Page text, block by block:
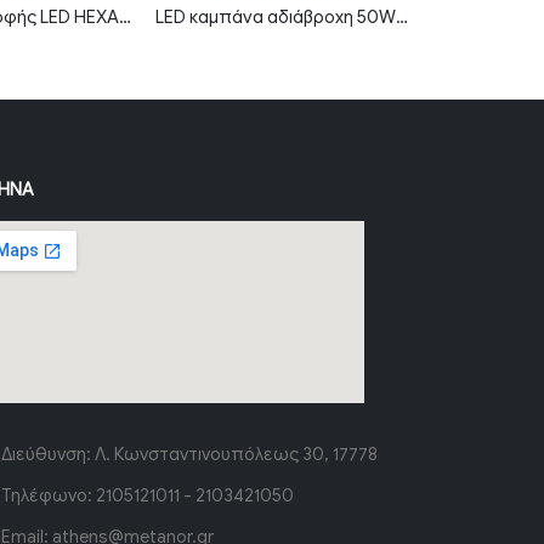
Φωτιστικό οροφής LED HEXAGON 5 192W 6500K με λευκό σώμα LED καμπάνα αδιάβροχη 50W ψυχρό λευκό 6000K 90° MTN-82011
Διεύθυνση: Λ. Κωνσταντινουπόλεως 30, 17778
Τηλέφωνο: 2105121011 - 2103421050
Email: athens@metanor.gr